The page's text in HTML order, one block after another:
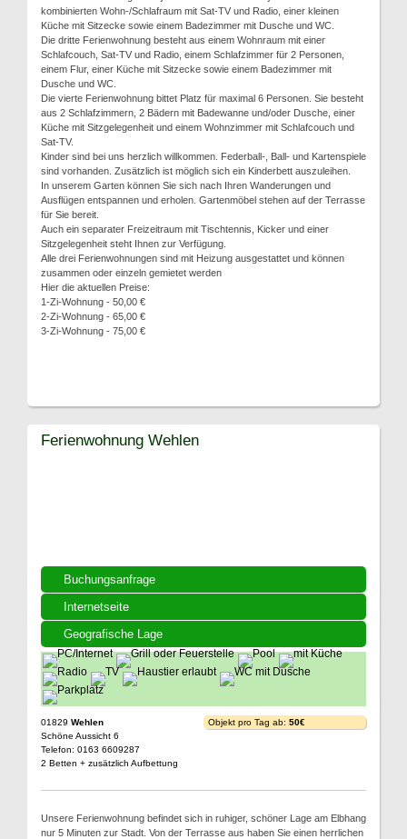
kombinierten Wohn-/Schlafraum mit Sat-TV und Radio, einer kleinen
Küche mit Sitzecke sowie einem Badezimmer mit Dusche und WC.
Die dritte Ferienwohnung besteht aus einem Wohnraum mit einer
Schlafcouch, Sat-TV und Radio, einem Schlafzimmer für 2 Personen,
einem Flur, einer Küche mit Sitzecke sowie einem Badezimmer mit
Dusche und WC.
Die vierte Ferienwohnung bittet Platz für maximal 6 Personen. Sie besteht
aus 2 Schlafzimmern, 2 Bädern mit Badewanne und/oder Dusche, einer
Küche mit Sitzgelegenheit und einem Wohnzimmer mit Schlafcouch und
Sat-TV.
Kinder sind bei uns herzlich willkommen. Federball-, Ball- und Kartenspiele
sind vorhanden. Zusätzlich ist möglich sich ein Kinderbett auszuleihen.
In unserem Garten können Sie sich nach Ihren Wanderungen und
Ausflügen entspannen und erholen. Gartenmöbel stehen auf der Terrasse
für Sie bereit.
Auch ein separater Freizeitraum mit Tischtennis, Kicker und einer
Sitzgelegenheit steht Ihnen zur Verfügung.
Alle drei Ferienwohnungen sind mit Heizung ausgestattet und können
zusammen oder einzeln gemietet werden
Hier die aktuellen Preise:
1-Zi-Wohnung - 50,00 €
2-Zi-Wohnung - 65,00 €
3-Zi-Wohnung - 75,00 €
Buchungsanfrage
Internetseite
Geografische Lage
Ferienwohnung Wehlen
01829 Wehlen
Schöne Aussicht 6
Telefon: 0163 6609287
2 Betten + zusätzlich Aufbettung
Objekt pro Tag ab: 50€
Unsere Ferienwohnung befindet sich in ruhiger, schöner Lage am Elbhang
nur 5 Minuten zur Stadt. Von der Terrasse aus haben Sie einen herrlichen